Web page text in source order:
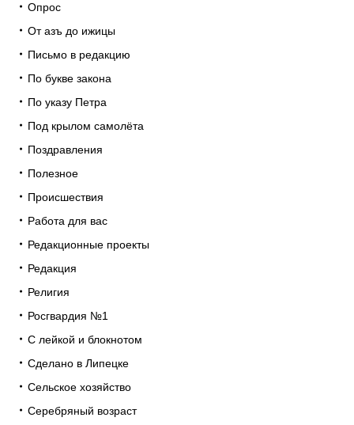
Опрос
От азъ до ижицы
Письмо в редакцию
По букве закона
По указу Петра
Под крылом самолёта
Поздравления
Полезное
Происшествия
Работа для вас
Редакционные проекты
Редакция
Религия
Росгвардия №1
С лейкой и блокнотом
Сделано в Липецке
Сельское хозяйство
Серебряный возраст